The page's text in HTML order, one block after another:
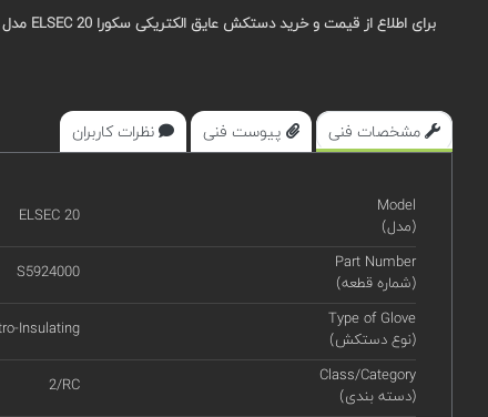
برای اطلاع از قیمت و خرید دستکش عایق الکتریکی سکورا ELSEC 20 مدل S5924000 می توانید در سامانه
مشخصات فنی پیوست فنی نظرات کاربران
Model
(مدل)
ELSEC 20
Part Number
(شماره قطعه)
S5924000
Type of Glove
(نوع دستکش)
Insulating
Class/Category
(دسته بندی)
2/RC